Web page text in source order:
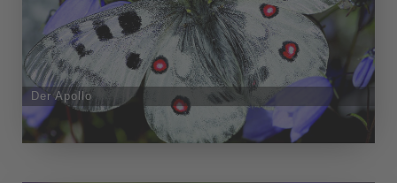
Der Apollo